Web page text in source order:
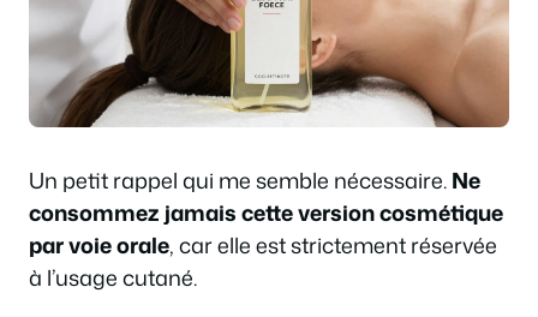
Un petit rappel qui me semble nécessaire.Ne
consommez jamais cette version cosmétique
par voie orale, car elle est strictement réservée
à l’usage cutané.